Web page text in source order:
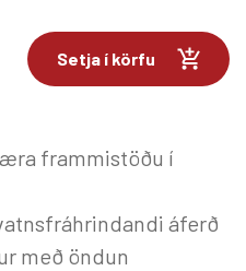
Setja í körfu
frammistöðu í
áferð
með öndun